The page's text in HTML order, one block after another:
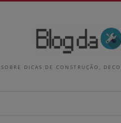
DICAS DE CONSTRUÇÃO,